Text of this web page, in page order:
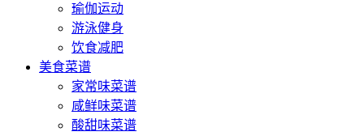
瑜伽运动
游泳健身
饮食减肥
美食菜谱
家常味菜谱
咸鲜味菜谱
酸甜味菜谱